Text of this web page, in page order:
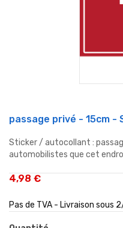
passage privé - 15cm
Sticker / autocollant :
automobilistes que cet
4,98 €
Pas de TVA - Livraison sous